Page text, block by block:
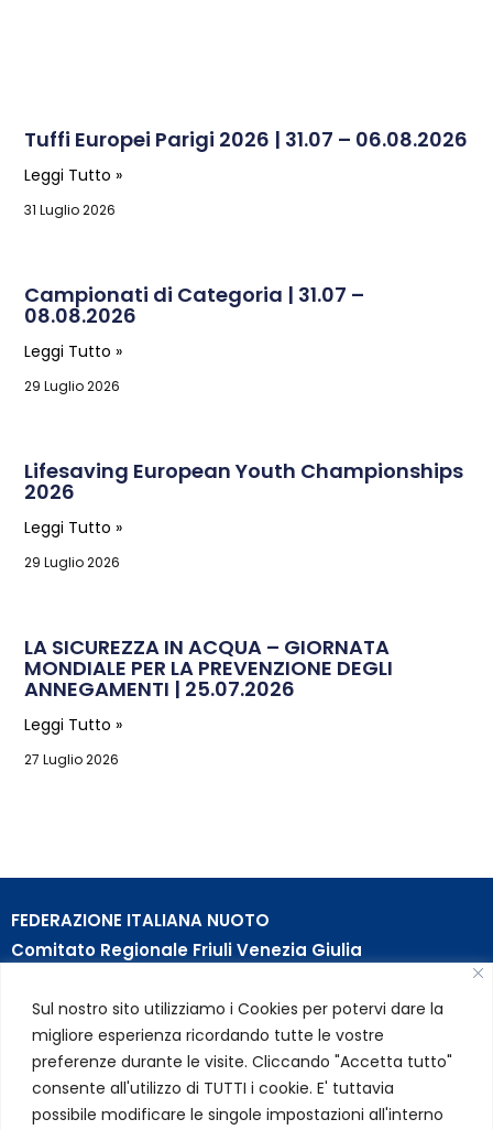
Sul nostro sito utilizziamo i Cookies per potervi dare la
migliore esperienza ricordando tutte le vostre
preferenze durante le visite. Cliccando "Accetta tutto"
consente all'utilizzo di TUTTI i cookie. E' tuttavia
possibile modificare le singole impostazioni all'interno
Tuffi Europei Parigi 2026 | 31.07 – 06.08.2026
Leggi Tutto »
31 Luglio 2026
Campionati di Categoria | 31.07 –
08.08.2026
Leggi Tutto »
29 Luglio 2026
Lifesaving European Youth Championships
2026
Leggi Tutto »
29 Luglio 2026
LA SICUREZZA IN ACQUA – GIORNATA
MONDIALE PER LA PREVENZIONE DEGLI
ANNEGAMENTI | 25.07.2026
Leggi Tutto »
27 Luglio 2026
FEDERAZIONE ITALIANA NUOTO
Comitato Regionale Friuli Venezia Giulia
Trieste (TS)
Partita Iva 01384031009
Codice Fiscale 05284670584
Codice SDI USAL8PV – Rif. Amm. TC025